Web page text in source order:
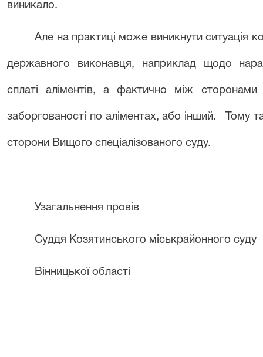
виникало.
Але на практиці може виникнути ситуація
державного виконавця, наприклад щодо
сплаті аліментів, а фактично між сторонами
заборгованості по аліментах, або інший. Тому
сторони Вищого спеціалізованого суду.
Узагальнення провів
Суддя Козятинського міськрайонного суду
Вінницької області